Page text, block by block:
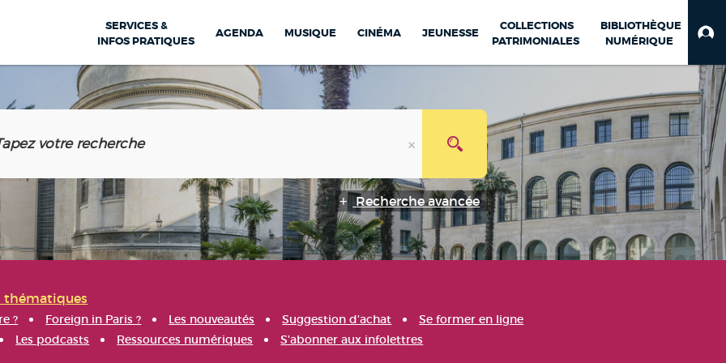
SERVICES &
INFOS PRATIQUES
AGENDA MUSIQUE CINÉMA JEUNESSE
COLLECTIONS
PATRIMONIALES
BIBLIOTHÈQUE
NUMÉRIQUE
Recherche avancée
thématiques
? Foreign in Paris ? Les nouveautés Suggestion d'achat
Se former en ligne
Les podcasts Ressources numériques S'abonner aux infolettres